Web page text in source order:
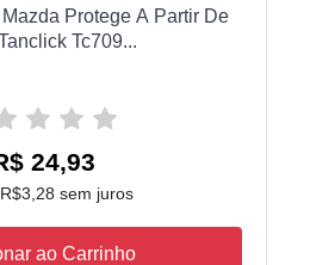
Protege A Partir De
Tc709...
24,93
sem juros
ao Carrinho